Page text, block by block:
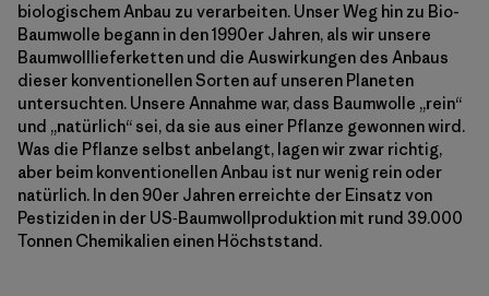
biologischem Anbau zu verarbeiten. Unser Weg hin zu Bio-
Baumwolle begann in den 1990er Jahren, als wir unsere
Baumwolllieferketten und die Auswirkungen des Anbaus
dieser konventionellen Sorten auf unseren Planeten
untersuchten. Unsere Annahme war, dass Baumwolle „rein“
und „natürlich“ sei, da sie aus einer Pflanze gewonnen wird.
Was die Pflanze selbst anbelangt, lagen wir zwar richtig,
aber beim konventionellen Anbau ist nur wenig rein oder
natürlich. In den 90er Jahren erreichte der Einsatz von
Pestiziden in der US‑Baumwollproduktion mit rund 39.000
Tonnen Chemikalien einen Höchststand.